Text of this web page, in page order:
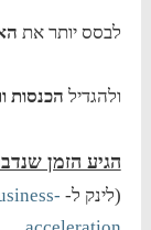
לבסס יותר את
ולהגדיל הכנסות
הגיע הזמן
(לינק ל-